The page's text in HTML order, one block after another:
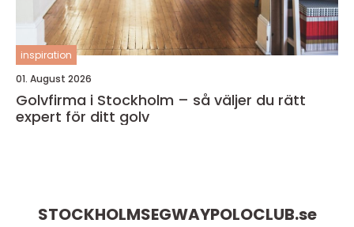
inspiration
01. August 2026
Golvfirma i Stockholm – så väljer du rätt
expert för ditt golv
STOCKHOLMSEGWAYPOLOCLUB.se